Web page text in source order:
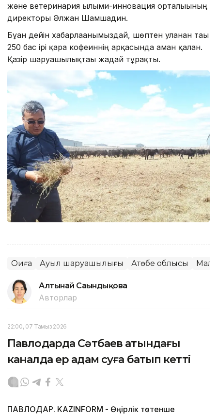
және ветеринария ғылыми-инновация орталығының
директоры Әлжан Шамшадин.
Бұған дейін хабарлағанымыздай, шөптен уланған тағы
250 бас ірі қара кофеиннің арқасында аман қалған.
Қазір шаруашылықтағы жағдай тұрақты.
Оқиға Ауыл шаруашылығы Ақтөбе облысы Мал
Алтынай Сағындықова
Авторлар
22:00, 07 Тамыз 2026
Павлодарда Сәтбаев атындағы
каналда ер адам суға батып кетті
ПАВЛОДАР. KAZINFORM - Өңірлік төтенше